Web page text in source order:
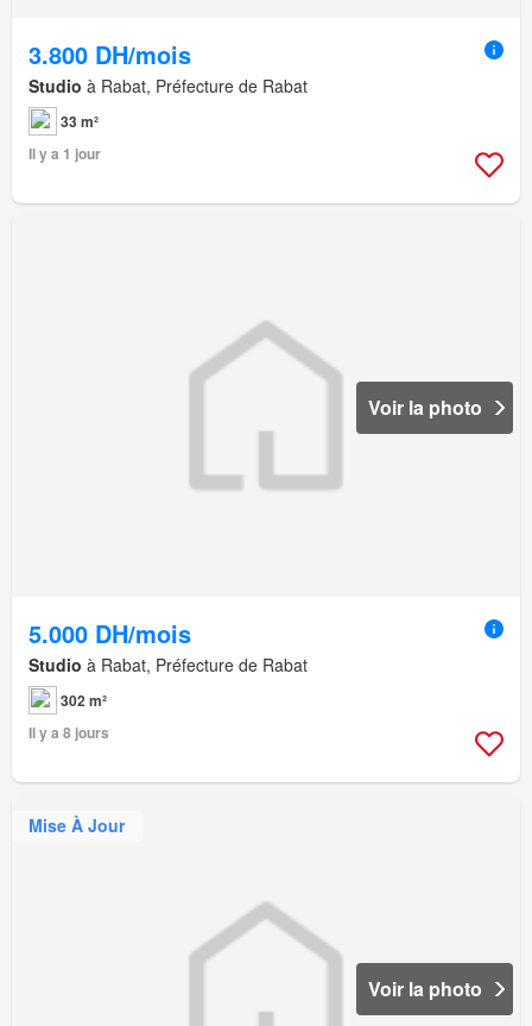
3.800 DH/mois
Studio à Rabat, Préfecture de Rabat
33 m²
Il y a 1 jour
Voir la photo
5.000 DH/mois
Studio à Rabat, Préfecture de Rabat
302 m²
Il y a 8 jours
Mise À Jour
Voir la photo